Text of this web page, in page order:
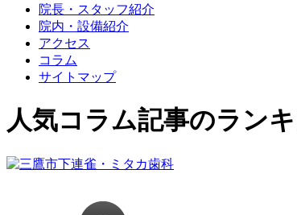
院長・スタッフ紹介
院内・設備紹介
アクセス
コラム
サイトマップ
人気コラム記事のラン